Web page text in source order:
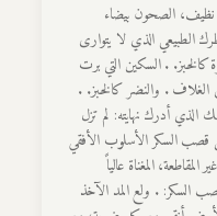
نظيف، الصحون بيضاء
الطبيعي الذي لا يتوارى
. السكين التي برت
الغلاف . والنضر كالخبز. .
الذي أدرك نهايته: لم تزل
قصب السكر الأسلوب الأفقي
المغناة عالياً
السكر: . ولع المد الآخذ